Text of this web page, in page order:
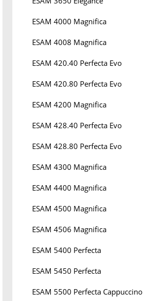
ESAM 4000 Magnifica
ESAM 4008 Magnifica
ESAM 420.40 Perfecta Evo
ESAM 420.80 Perfecta Evo
ESAM 4200 Magnifica
ESAM 428.40 Perfecta Evo
ESAM 428.80 Perfecta Evo
ESAM 4300 Magnifica
ESAM 4400 Magnifica
ESAM 4500 Magnifica
ESAM 4506 Magnifica
ESAM 5400 Perfecta
ESAM 5450 Perfecta
ESAM 5500 Perfecta Cappuccino